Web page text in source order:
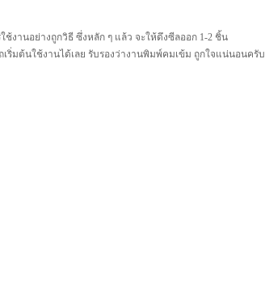
งานอย่างถูกวิธี ซึ่งหลัก ๆ แล้ว จะให้ดึงซีลออก 1-2 ชิ้น
ริ่มต้นใช้งานได้เลย รับรองว่างานพิมพ์คมเข้ม ถูกใจแน่นอนครับ